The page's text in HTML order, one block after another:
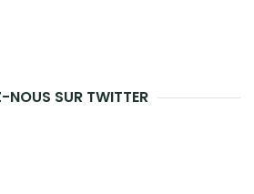
NOUS SUR TWITTER